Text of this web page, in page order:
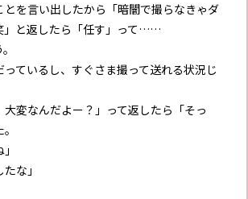
とを言い出したから「暗闇で撮らなきゃダ
」と返したら「任す」って……
ているし、すぐさま撮って送れる状況じ
大変なんだよー？」って返したら「そっ
な」